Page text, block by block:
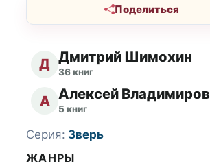
Поделиться
Д Дмитрий Шимохин
36 книг
А Алексей Владимиров
5 книг
Серия: Зверь
ЖАНРЫ